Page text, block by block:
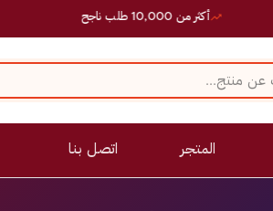
أكثر من 10,000 طلب ناجح
المتجر اتصل بنا